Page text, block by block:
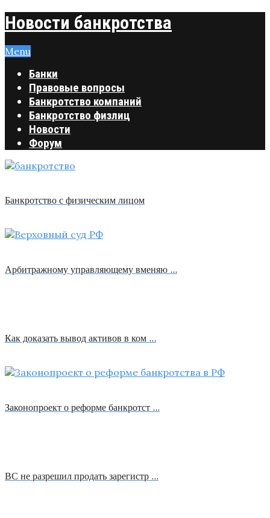
Новости банкротства
Menu
Банки
Правовые вопросы
Банкротство компаний
Банкротство физлиц
Новости
Форум
Банкротство с физическим лицом
Арбитражному управляющему вменяю …
Как доказать вывод активов в ком …
Законопроект о реформе банкротст …
ВС не разрешил продать зарегистр …